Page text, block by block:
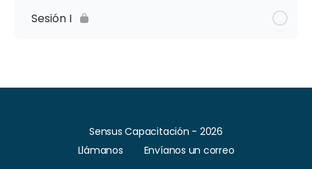
Sesión I
Sensus Capacitación - 2026
Llámanos
Envíanos un correo